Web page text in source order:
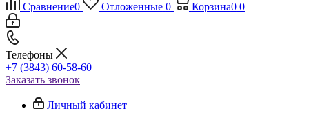
Сравнение0 Отложенные 0 Корзина0 0
Телефоны
+7 (3843) 60-58-60
Заказать звонок
Личный кабинет